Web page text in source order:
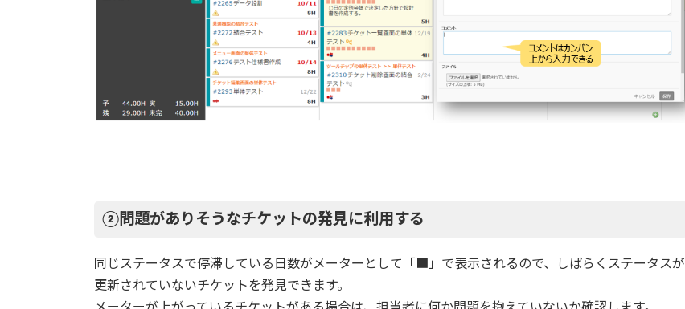
②問題がありそうなチケットの発見に利用する
同じステータスで停滞している日数がメーターとして「■」で表示されるので、しばらくステータスが
更新されていないチケットを発見できます。